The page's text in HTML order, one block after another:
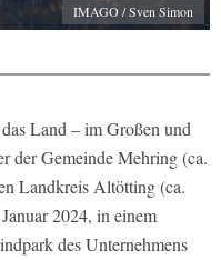
IMAGO / Sven Simon
Land – im Großen und
der Gemeinde Mehring (ca.
Landkreis Altötting (ca.
2024, in einem
des Unternehmens